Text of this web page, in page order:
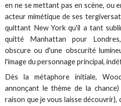
en ne se mettant pas en scène, ou
acteur mimétique de ses
quittant New York qu'il a tant
quitté Manhattan pour
obscure ou d'une obscurité
l'image du personnage principal,
Dès la métaphore initiale,
annonçant le thème de la
raison que je vous laisse